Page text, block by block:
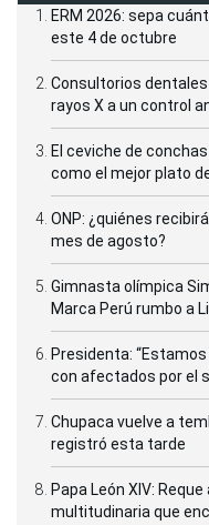
ERM 2026: sepa
este 4 de octubre
Consultorios
rayos X a un control
El ceviche de
como el mejor plato
ONP: ¿quiénes
mes de agosto?
Gimnasta olímpica
Marca Perú rumbo a
Presidenta:
con afectados por el
Chupaca vuelve a
registró esta tarde
Papa León XIV:
multitudinaria que